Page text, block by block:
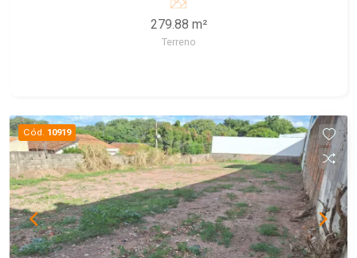
ideal para morar ou investir. - Vários terrenos à
disposição - Aceita financiamento na modalidade
279.88 m²
Terreno
Cód. 10919